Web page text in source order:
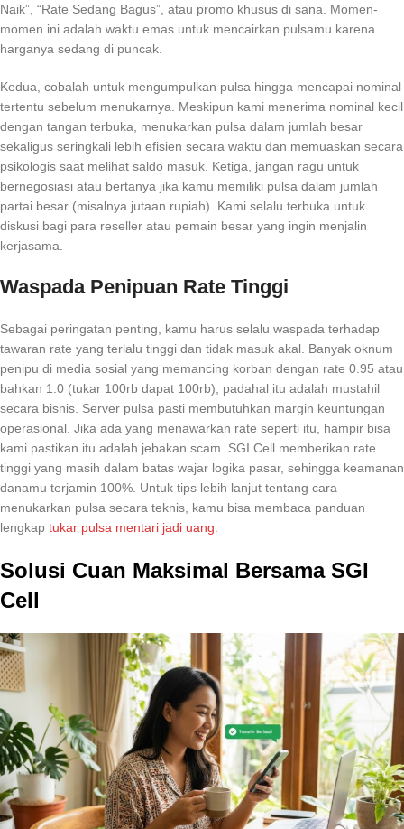
Naik”, “Rate Sedang Bagus”, atau promo khusus di sana. Momen-
momen ini adalah waktu emas untuk mencairkan pulsamu karena
harganya sedang di puncak.
Kedua, cobalah untuk mengumpulkan pulsa hingga mencapai nominal
tertentu sebelum menukarnya. Meskipun kami menerima nominal kecil
dengan tangan terbuka, menukarkan pulsa dalam jumlah besar
sekaligus seringkali lebih efisien secara waktu dan memuaskan secara
psikologis saat melihat saldo masuk. Ketiga, jangan ragu untuk
bernegosiasi atau bertanya jika kamu memiliki pulsa dalam jumlah
partai besar (misalnya jutaan rupiah). Kami selalu terbuka untuk
diskusi bagi para reseller atau pemain besar yang ingin menjalin
kerjasama.
Waspada Penipuan Rate Tinggi
Sebagai peringatan penting, kamu harus selalu waspada terhadap
tawaran rate yang terlalu tinggi dan tidak masuk akal. Banyak oknum
penipu di media sosial yang memancing korban dengan rate 0.95 atau
bahkan 1.0 (tukar 100rb dapat 100rb), padahal itu adalah mustahil
secara bisnis. Server pulsa pasti membutuhkan margin keuntungan
operasional. Jika ada yang menawarkan rate seperti itu, hampir bisa
kami pastikan itu adalah jebakan scam. SGI Cell memberikan rate
tinggi yang masih dalam batas wajar logika pasar, sehingga keamanan
danamu terjamin 100%. Untuk tips lebih lanjut tentang cara
menukarkan pulsa secara teknis, kamu bisa membaca panduan
lengkap tukar pulsa mentari jadi uang
Solusi Cuan Maksimal Bersama SGI
Cell